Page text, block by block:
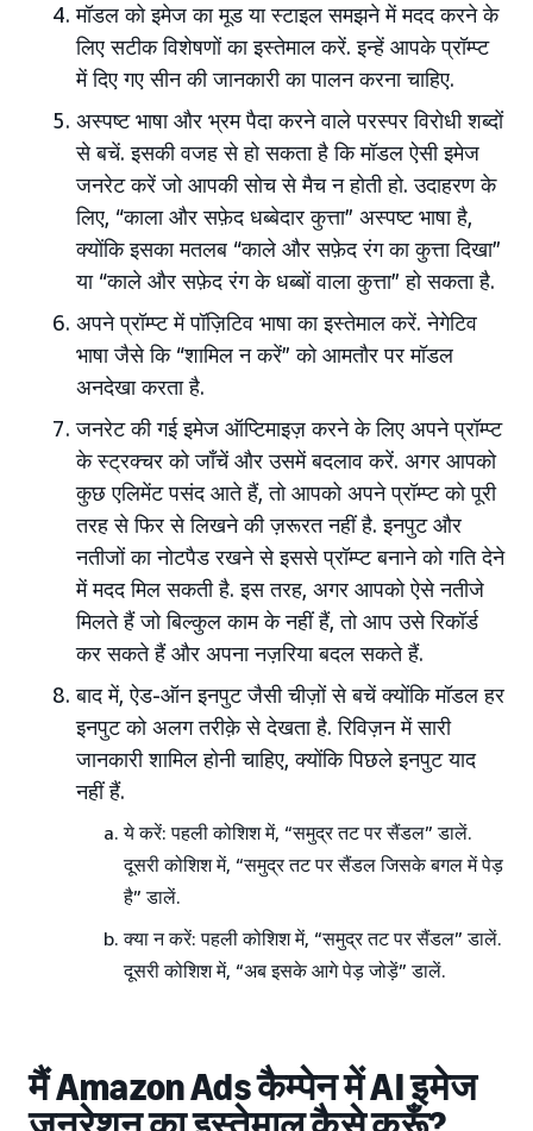
मॉडल को इमेज का मूड या स्टाइल समझने में मदद करने के
लिए सटीक विशेषणों का इस्तेमाल करें. इन्हें आपके प्रॉम्प्ट
में दिए गए सीन की जानकारी का पालन करना चाहिए.
अस्पष्ट भाषा और भ्रम पैदा करने वाले परस्पर विरोधी शब्दों
से बचें. इसकी वजह से हो सकता है कि मॉडल ऐसी इमेज
जनरेट करें जो आपकी सोच से मैच न होती हो. उदाहरण के
लिए, “काला और सफ़ेद धब्बेदार कुत्ता” अस्पष्ट भाषा है,
क्योंकि इसका मतलब “काले और सफ़ेद रंग का कुत्ता दिखा”
या “काले और सफ़ेद रंग के धब्बों वाला कुत्ता” हो सकता है.
अपने प्रॉम्प्ट में पॉज़िटिव भाषा का इस्तेमाल करें. नेगेटिव
भाषा जैसे कि “शामिल न करें” को आमतौर पर मॉडल
अनदेखा करता है.
जनरेट की गई इमेज ऑप्टिमाइज़ करने के लिए अपने प्रॉम्प्ट
के स्ट्रक्चर को जाँचें और उसमें बदलाव करें. अगर आपको
कुछ एलिमेंट पसंद आते हैं, तो आपको अपने प्रॉम्प्ट को पूरी
तरह से फिर से लिखने की ज़रूरत नहीं है. इनपुट और
नतीजों का नोटपैड रखने से इससे प्रॉम्प्ट बनाने को गति देने
में मदद मिल सकती है. इस तरह, अगर आपको ऐसे नतीजे
मिलते हैं जो बिल्कुल काम के नहीं हैं, तो आप उसे रिकॉर्ड
कर सकते हैं और अपना नज़रिया बदल सकते हैं.
बाद में, ऐड-ऑन इनपुट जैसी चीज़ों से बचें क्योंकि मॉडल हर
इनपुट को अलग तरीक़े से देखता है. रिविज़न में सारी
जानकारी शामिल होनी चाहिए, क्योंकि पिछले इनपुट याद
नहीं हैं.
ये करें: पहली कोशिश में, “समुद्र तट पर सैंडल” डालें.
दूसरी कोशिश में, “समुद्र तट पर सैंडल जिसके बगल में पेड़
है” डालें.
क्या न करें: पहली कोशिश में, “समुद्र तट पर सैंडल” डालें.
दूसरी कोशिश में, “अब इसके आगे पेड़ जोड़ें” डालें.
मैं Amazon Ads कैम्पेन में AI इमेज